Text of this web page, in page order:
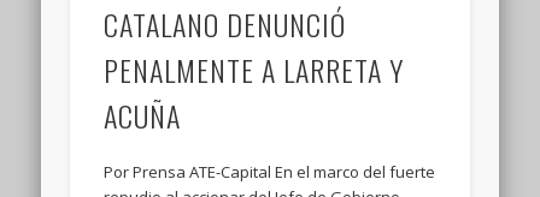
CATALANO DENUNCIÓ
PENALMENTE A LARRETA Y
ACUÑA
Por Prensa ATE-Capital En el marco del fuerte